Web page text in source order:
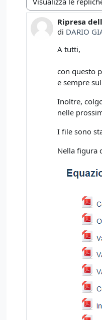
Modalità
Ripresa
di DARIO
Numero di
A tutti,
con questo
e sempre
Inoltre,
nelle
I file sono
Nella figura